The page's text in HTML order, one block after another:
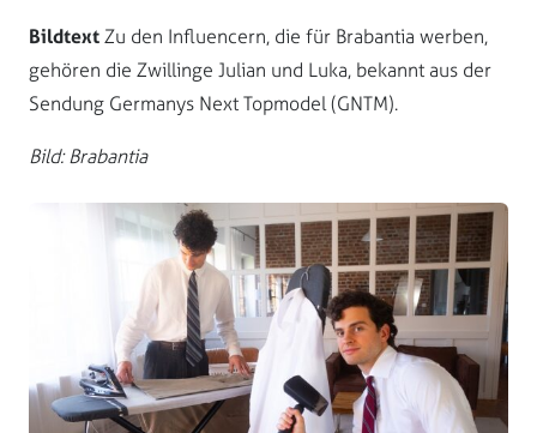
Bildtext Zu den Influencern, die für Brabantia werben,
gehören die Zwillinge Julian und Luka, bekannt aus der
Sendung Germanys Next Topmodel (GNTM).
Bild: Brabantia